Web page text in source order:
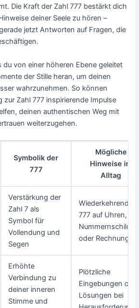
Die Kraft der Zahl 777 bestärkt dich
deiner Seele zu hören –
jetzt Antworten auf Fragen, die
du von einer höheren Ebene geleitet
der Stille heran, um deinen
wahrzunehmen. So können
zur Zahl 777 inspirierende Impulse
deinen authentischen Weg mit
weiterzugehen.
Symbolik der
777
Mögliche
Hinweise im
Alltag
Verstärkung der
Zahl 7 als
Symbol für
Vollendung und
Segen
Wiederkehrende
777 auf Uhren,
oder Rechnungen
Erhöhte
Verbindung zu
deiner inneren
Stimme und
Plötzliche
Eingebungen
Lösungen bei